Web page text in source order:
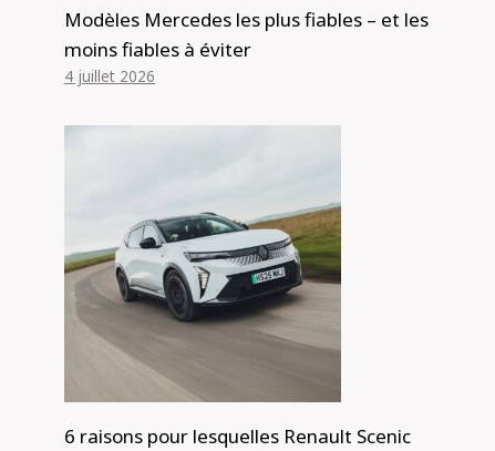
Modèles Mercedes les plus fiables – et les
moins fiables à éviter
4 juillet 2026
6 raisons pour lesquelles Renault Scenic